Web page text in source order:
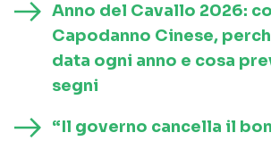
Anno del Cavallo 2026:
Capodanno Cinese,
data ogni anno e cosa
segni
“Il governo cancella il